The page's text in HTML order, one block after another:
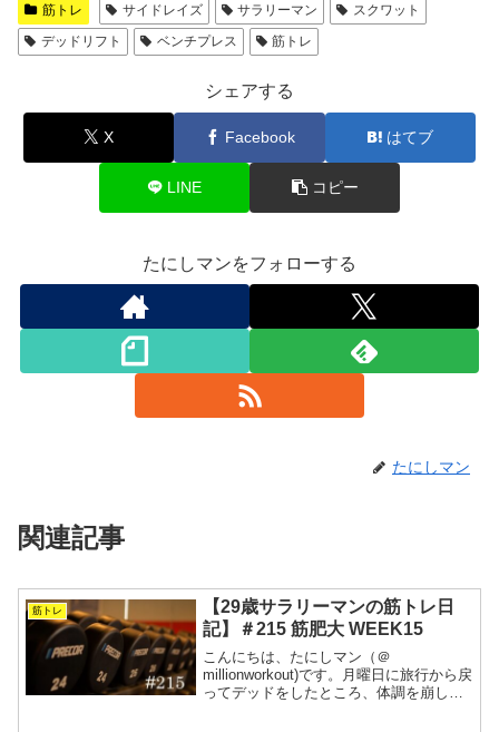
筋トレ サイドレイズ サラリーマン
スクワット
デッドリフト
ベンチプレス 筋トレ
シェアする
X Facebook はてブ
LINE コピー
たにしマンをフォローする
たにしマン
関連記事
筋トレ
【29歳サラリーマンの筋トレ日
記】＃215 筋肥大 WEEK15
こんにちは、たにしマン（＠
millionworkout)です。月曜日に旅行から戻
ってデッドをしたところ、体調を崩しま